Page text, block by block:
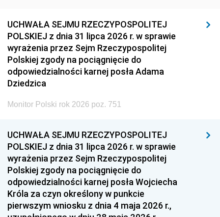
UCHWAŁA SEJMU RZECZYPOSPOLITEJ
POLSKIEJ z dnia 31 lipca 2026 r. w sprawie
wyrażenia przez Sejm Rzeczypospolitej
Polskiej zgody na pociągnięcie do
odpowiedzialności karnej posła Adama
Dziedzica
Monitor Polski rok 2026 poz. 751
UCHWAŁA SEJMU RZECZYPOSPOLITEJ
POLSKIEJ z dnia 31 lipca 2026 r. w sprawie
wyrażenia przez Sejm Rzeczypospolitej
Polskiej zgody na pociągnięcie do
odpowiedzialności karnej posła Wojciecha
Króla za czyn określony w punkcie
pierwszym wniosku z dnia 4 maja 2026 r.,